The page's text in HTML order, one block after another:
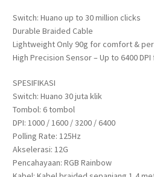
Switch: Huano up to 30 million clicks
Durable Braided Cable
Lightweight Only 90g for comfort &
High Precision Sensor – Up to 6400
SPESIFIKASI
Switch: Huano 30 juta klik
Tombol: 6 tombol
DPI: 1000 / 1600 / 3200 / 6400
Polling Rate: 125Hz
Akselerasi: 12G
Pencahayaan: RGB Rainbow